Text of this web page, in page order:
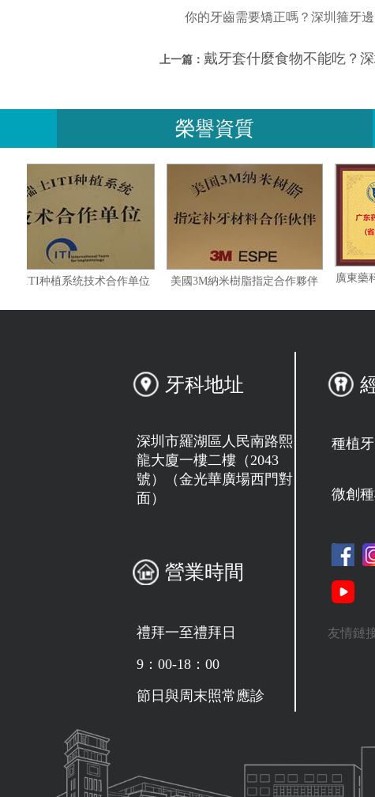
你的牙齒需要矯正嗎？深圳箍牙邊
上一篇： 戴牙套什麼食物不能吃？
榮譽資質
瑞士ITI种植系统技术合作单位 美國3M納米樹脂指定合作夥伴
牙科地址
深圳市羅湖區人民南路熙
龍大廈一樓二樓（2043
號）（金光華廣場西門對
面）
營業時間
禮拜一至禮拜日
9：00-18：00
節日與周末照常應診
種植牙
微創
友情鏈